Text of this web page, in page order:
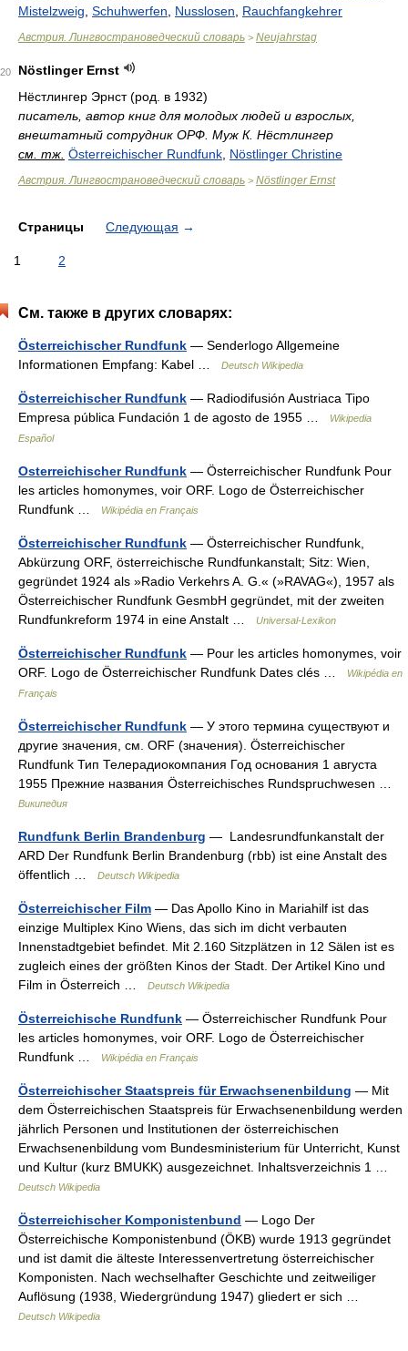
Mistelzweig Schuhwerfen Nusslosen Rauchfangkehrer
Австрия. Лингвострановедческий словарь > Neujahrstag
20
Nöstlinger Ernst
Нёстлингер Эрнст (род. в 1932)
писатель, автор книг для молодых людей и взрослых,
внештатный сотрудник ОРФ. Муж К. Нёстлингер
см. тж. Österreichischer Rundfunk Nöstlinger Christine
Австрия. Лингвострановедческий словарь > Nöstlinger Ernst
Страницы Следующая →
1 2
См. также в других словарях:
Österreichischer Rundfunk — Senderlogo Allgemeine
Informationen Empfang: Kabel …
Deutsch Wikipedia
Österreichischer Rundfunk — Radiodifusión Austriaca Tipo
Empresa pública Fundación 1 de agosto de 1955 …
Wikipedia
Español
Osterreichischer Rundfunk — Österreichischer Rundfunk Pour
les articles homonymes, voir ORF. Logo de Österreichischer
Rundfunk …
Wikipédia en Français
Österreichischer Rundfunk — Österreichischer Rundfunk,
Abkürzung ORF, österreichische Rundfunkanstalt; Sitz: Wien,
gegründet 1924 als »Radio Verkehrs A. G.« (»RAVAG«), 1957 als
Österreichischer Rundfunk GesmbH gegründet, mit der zweiten
Rundfunkreform 1974 in eine Anstalt …
Universal-Lexikon
Österreichischer Rundfunk — Pour les articles homonymes, voir
ORF. Logo de Österreichischer Rundfunk Dates clés …
Wikipédia en
Français
Österreichischer Rundfunk — У этого термина существуют и
другие значения, см. ORF (значения). Österreichischer
Rundfunk Тип Телерадиокомпания Год основания 1 августа
1955 Прежние названия Österreichisches Rundspruchwesen …
Википедия
Rundfunk Berlin Brandenburg — Landesrundfunkanstalt der
ARD Der Rundfunk Berlin Brandenburg (rbb) ist eine Anstalt des
öffentlich …
Deutsch Wikipedia
Österreichischer Film — Das Apollo Kino in Mariahilf ist das
einzige Multiplex Kino Wiens, das sich im dicht verbauten
Innenstadtgebiet befindet. Mit 2.160 Sitzplätzen in 12 Sälen ist es
zugleich eines der größten Kinos der Stadt. Der Artikel Kino und
Film in Österreich …
Deutsch Wikipedia
Österreichische Rundfunk — Österreichischer Rundfunk Pour
les articles homonymes, voir ORF. Logo de Österreichischer
Rundfunk …
Wikipédia en Français
Österreichischer Staatspreis für Erwachsenenbildung — Mit
dem Österreichischen Staatspreis für Erwachsenenbildung werden
jährlich Personen und Institutionen der österreichischen
Erwachsenenbildung vom Bundesministerium für Unterricht, Kunst
und Kultur (kurz BMUKK) ausgezeichnet. Inhaltsverzeichnis 1 …
Deutsch Wikipedia
Österreichischer Komponistenbund — Logo Der
Österreichische Komponistenbund (ÖKB) wurde 1913 gegründet
und ist damit die älteste Interessenvertretung österreichischer
Komponisten. Nach wechselhafter Geschichte und zeitweiliger
Auflösung (1938, Wiedergründung 1947) gliedert er sich …
Deutsch Wikipedia